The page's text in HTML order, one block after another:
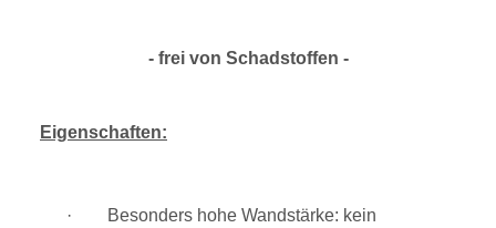
- frei von Schadstoffen -
Eigenschaften:
· Besonders hohe Wandstärke: kein